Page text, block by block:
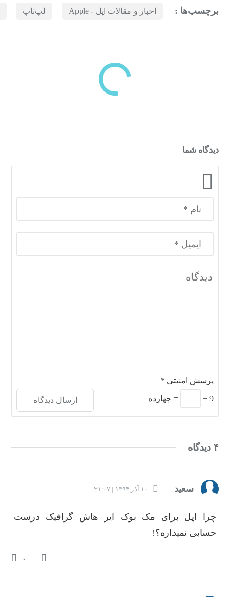
برچسب‌ها : اخبار و مقالات اپل - Apple لپ‌تاپ
دیدگاه شما
پرسش امنیتی *
9
+
= چهارده
۴ دیدگاه
سعید ۱۰ آذر ۱۳۹۴ | ۲۱:۰۷
چرا اپل برای مک بوک ایر هاش گرافیک درست
حسابی نمیذاره؟!
۰